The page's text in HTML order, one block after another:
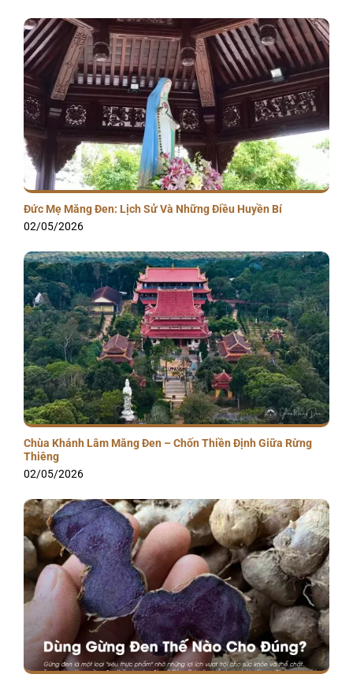
Đức Mẹ Măng Đen: Lịch Sử Và Những Điều Huyền Bí
02/05/2026
Chùa Khánh Lâm Măng Đen – Chốn Thiền Định Giữa Rừng
Thiêng
02/05/2026